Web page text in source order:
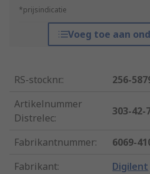
*prijsindicatie
Voeg toe aan
RS-stocknr.:
256-
Artikelnummer
Distrelec:
303-42-
Fabrikantnummer:
6069-
Fabrikant: Digilent